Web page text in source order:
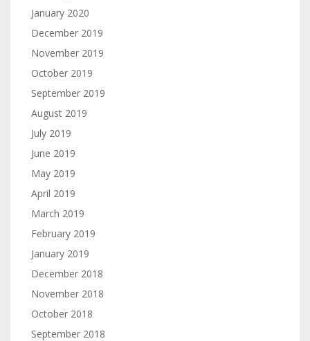
January 2020
December 2019
November 2019
October 2019
September 2019
August 2019
July 2019
June 2019
May 2019
April 2019
March 2019
February 2019
January 2019
December 2018
November 2018
October 2018
September 2018